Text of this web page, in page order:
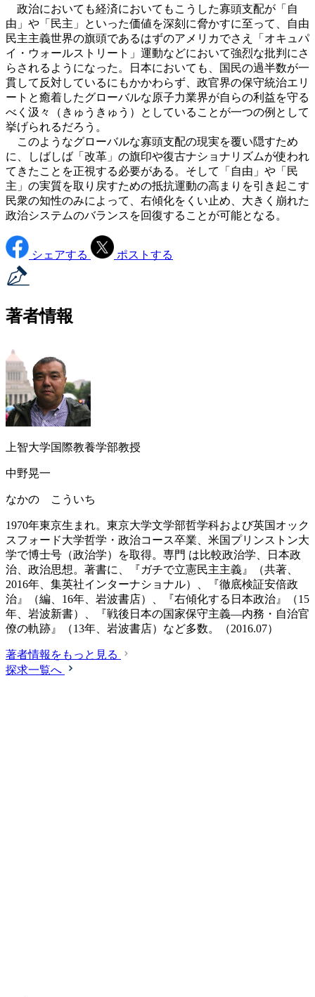
政治においても経済においてもこうした寡頭支配が「自
由」や「民主」といった価値を深刻に脅かすに至って、自由
民主主義世界の旗頭であるはずのアメリカでさえ「オキュパ
イ・ウォールストリート」運動などにおいて強烈な批判にさ
らされるようになった。日本においても、国民の過半数が一
貫して反対しているにもかかわらず、政官界の保守統治エリ
ートと癒着したグローバルな原子力業界が自らの利益を守る
べく汲々（きゅうきゅう）としていることが一つの例として
挙げられるだろう。
このようなグローバルな寡頭支配の現実を覆い隠すため
に、しばしば「改革」の旗印や復古ナショナリズムが使われ
てきたことを正視する必要がある。そして「自由」や「民
主」の実質を取り戻すための抵抗運動の高まりを引き起こす
民衆の知性のみによって、右傾化をくい止め、大きく崩れた
政治システムのバランスを回復することが可能となる。
シェアする ポストする
著者情報
上智大学国際教養学部教授
中野晃一
なかの こういち
1970年東京生まれ。東京大学文学部哲学科および英国オック
スフォード大学哲学・政治コース卒業、米国プリンストン大
学で博士号（政治学）を取得。専門 は比較政治学、日本政
治、政治思想。著書に、『ガチで立憲民主主義』（共著、
2016年、集英社インターナショナル）、『徹底検証安倍政
治』（編、16年、岩波書店）、『右傾化する日本政治』（15
年、岩波新書）、『戦後日本の国家保守主義―内務・自治官
僚の軌跡』（13年、岩波書店）など多数。（2016.07）
著者情報をもっと見る
探求一覧へ